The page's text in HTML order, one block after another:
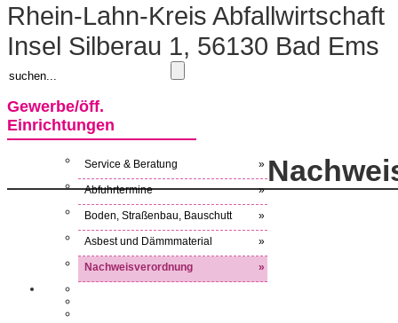
Rhein-Lahn-Kreis Abfallwirtschaft
Insel Silberau 1, 56130 Bad Ems
Gewerbe/öff.
Einrichtungen
Service & Beratung »
Abfuhrtermine »
Boden, Straßenbau, Bauschutt »
Asbest und Dämmmaterial »
Nachweisverordnung »